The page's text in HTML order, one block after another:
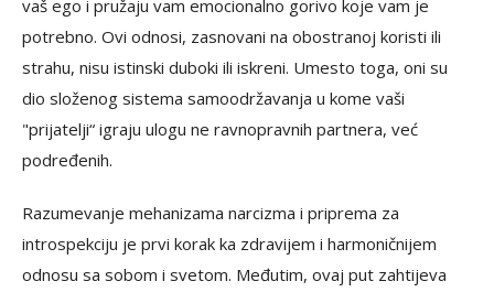
vaš ego i pružaju vam emocionalno gorivo koje vam je
potrebno. Ovi odnosi, zasnovani na obostranoj koristi ili
strahu, nisu istinski duboki ili iskreni. Umesto toga, oni su
dio složenog sistema samoodržavanja u kome vaši
"prijatelji“ igraju ulogu ne ravnopravnih partnera, već
podređenih.
Razumevanje mehanizama narcizma i priprema za
introspekciju je prvi korak ka zdravijem i harmoničnijem
odnosu sa sobom i svetom. Međutim, ovaj put zahtijeva